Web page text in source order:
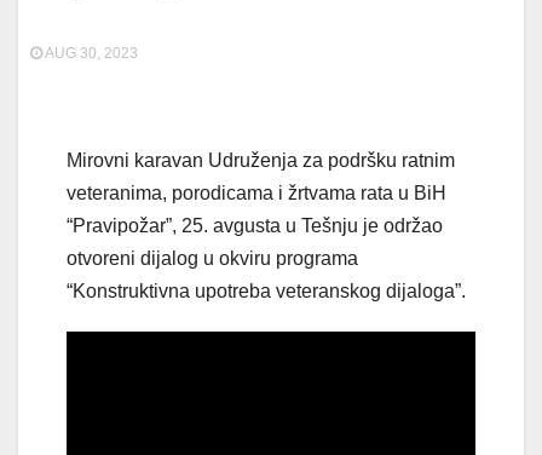
AUG 30, 2023
Mirovni karavan Udruženja za podršku ratnim
veteranima, porodicama i žrtvama rata u BiH
“Pravipožar”, 25. avgusta u Tešnju je održao
otvoreni dijalog u okviru programa
“Konstruktivna upotreba veteranskog dijaloga”.